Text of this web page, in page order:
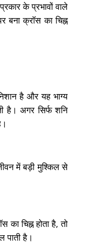
के प्रभावों वाले
बना क्रॉस का चिह्न
है और यह भाग्य
है। अगर सिर्फ शनि
में बड़ी मुश्किल से
चिह्न होता है, तो
पाती है।